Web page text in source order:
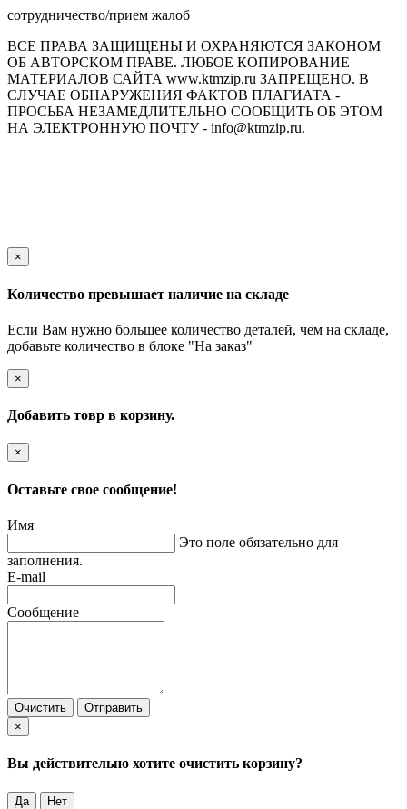
сотрудничество/прием жалоб
ВСЕ ПРАВА ЗАЩИЩЕНЫ И ОХРАНЯЮТСЯ ЗАКОНОМ
ОБ АВТОРСКОМ ПРАВЕ. ЛЮБОЕ КОПИРОВАНИЕ
МАТЕРИАЛОВ САЙТА www.ktmzip.ru ЗАПРЕЩЕНО. В
СЛУЧАЕ ОБНАРУЖЕНИЯ ФАКТОВ ПЛАГИАТА -
ПРОСЬБА НЕЗАМЕДЛИТЕЛЬНО СООБЩИТЬ ОБ ЭТОМ
НА ЭЛЕКТРОННУЮ ПОЧТУ - info@ktmzip.ru.
×
Количество превышает наличие на складе
Если Вам нужно большее количество деталей, чем на складе,
добавьте количество в блоке "На заказ"
×
Добавить товр в корзину.
×
Оставьте свое сообщение!
Имя
Это поле обязательно для
заполнения.
E-mail
Сообщение
Очистить
Отправить
×
Вы действительно хотите очистить корзину?
Да Нет